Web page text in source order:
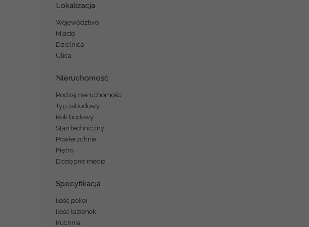
Lokalizacja
Województwo
Miasto
Dzielnica
Ulica
Nieruchomość
Rodzaj nieruchomości
Typ zabudowy
Rok budowy
Stan techniczny
Powierzchnia
Piętro
Dostępne media
Specyfikacja
Ilość pokoi
Ilość łazienek
Kuchnia